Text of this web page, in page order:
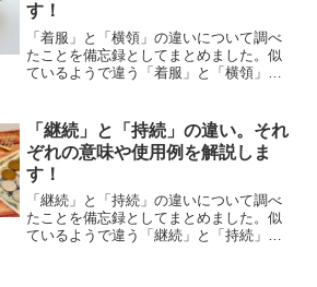
す！
「着服」と「横領」の違いについて調べ
たことを備忘録としてまとめました。似
ているようで違う「着服」と「横領」の
「継続」と「持続」の違い。それ
ぞれの意味や使用例を解説しま
す！
「継続」と「持続」の違いについて調べ
たことを備忘録としてまとめました。似
ているようで違う「継続」と「持続」の